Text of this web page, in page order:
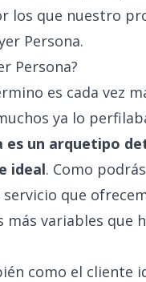
los que nuestro
Persona.
Persona?
es cada vez
ya lo
es un arquetipo
ideal. Como
que
más variables que
como el cliente